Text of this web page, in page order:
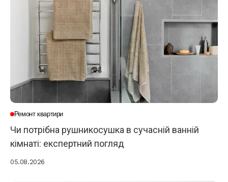
Ремонт квартири
Чи потрібна рушникосушка в сучасній ванній
кімнаті: експертний погляд
05.08.2026